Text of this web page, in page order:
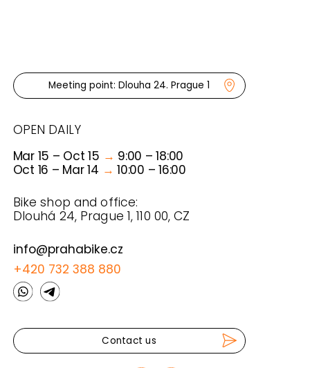
PRAHA BIKE
TOURS RENTALS ABOUT US